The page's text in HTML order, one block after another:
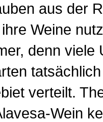
aus der
Weine
denn viele
verteilt.
Wein